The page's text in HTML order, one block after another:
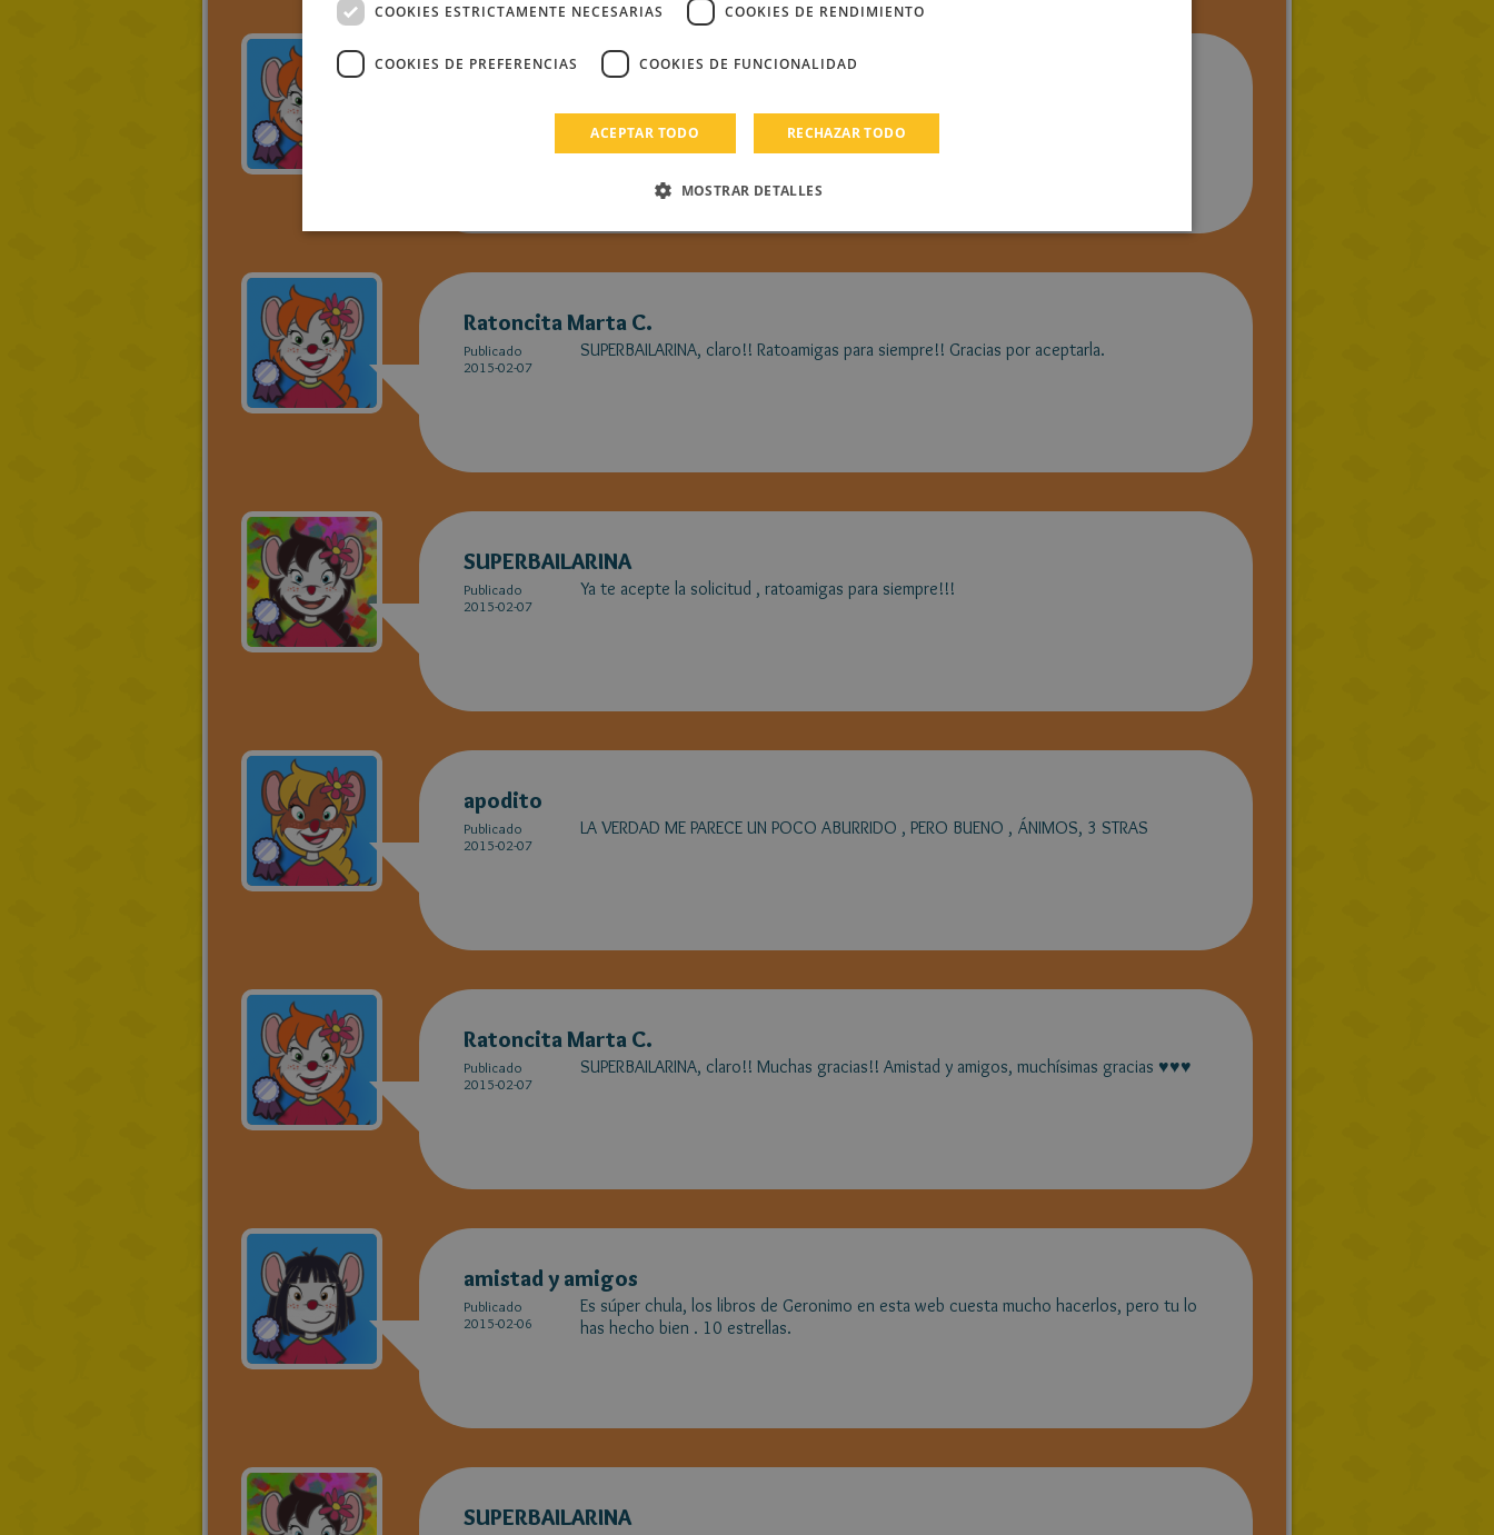
Ratoncita Marta C.
Gracias apodito.
Ratoncita Marta C.
Publicado
2015-02-07
SUPERBAILARINA, claro!! Ratoamigas para siempre!! Gracias por aceptarla.
SUPERBAILARINA
Publicado
2015-02-07
Ya te acepte la solicitud , ratoamigas para siempre!!!
apodito
Publicado
2015-02-07
LA VERDAD ME PARECE UN POCO ABURRIDO , PERO BUENO , ÁNIMOS, 3 STRAS
Ratoncita Marta C.
Publicado
2015-02-07
SUPERBAILARINA, claro!! Muchas gracias!! Amistad y amigos, muchísimas gracias ♥♥♥
amistad y amigos
Publicado
2015-02-06
Es súper chula, los libros de Geronimo en esta web cuesta mucho hacerlos, pero tu lo
has hecho bien . 10 estrellas.
SUPERBAILARINA
TURKISH
GREEK
DUTCH
COOKIES ESTRICTAMENTE NECESARIAS COOKIES DE RENDIMIENTO
COOKIES DE PREFERENCIAS COOKIES DE FUNCIONALIDAD
ACEPTAR TODO RECHAZAR TODO
MOSTRAR DETALLES